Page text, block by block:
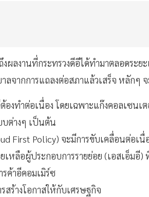
งผลงานที่กระทรวงดีอีได้ทำมาตลอดระย
จากการแถลงต่อสภาแล้วเสร็จ หลักๆ จ
งทำต่อเนื่อง โดยเฉพาะแก๊งคอลเซน
ต่างๆ เป็นต้น
First Policy) จะมีการขับเคลื่อนต่อเนื่
เหลือผู้ประกอบการรายย่อย (เอสเอ็มอี
ค้าอีคอมเมิร์ซ
สร้างโอกาสให้กับเศรษฐกิจ